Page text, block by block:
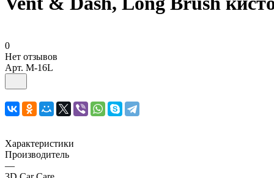
0
Нет отзывов
Арт. M-16L
Характеристики
Производитель
—